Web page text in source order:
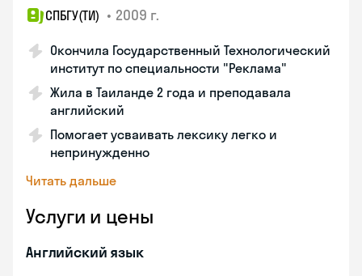
СПБГУ(ТИ) • 2009 г.
Окончила Государственный Технологический
институт по специальности "Реклама"
Жила в Таиланде 2 года и преподавала
английский
Помогает усваивать лексику легко и
непринужденно
Читать дальше
Услуги и цены
Английский язык